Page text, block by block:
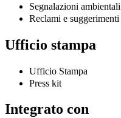
Segnalazioni ambientali
Reclami e suggerimenti
Ufficio stampa
Ufficio Stampa
Press kit
Integrato con